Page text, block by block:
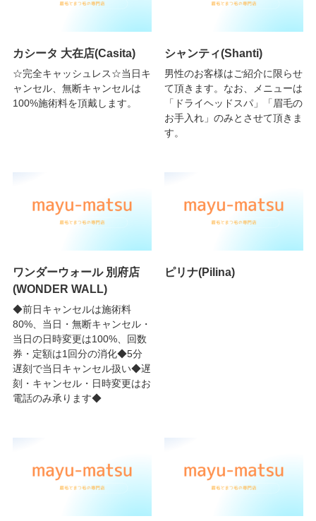
カシータ 大在店(Casita)
☆完全キャッシュレス☆当日キ
ャンセル、無断キャンセルは
100%施術料を頂戴します。
シャンティ(Shanti)
男性のお客様はご紹介に限らせ
て頂きます。なお、メニューは
「ドライヘッドスパ」「眉毛の
お手入れ」のみとさせて頂きま
す。
ワンダーウォール 別府店
(WONDER WALL)
◆前日キャンセルは施術料
80%、当日・無断キャンセル・
当日の日時変更は100%、回数
券・定額は1回分の消化◆5分
遅刻で当日キャンセル扱い◆遅
刻・キャンセル・日時変更はお
電話のみ承ります◆
ピリナ(Pilina)